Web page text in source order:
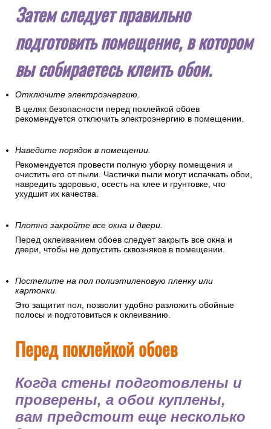
Затем следует правильно
подготовить помещение, в котором
вы собираетесь клеить обои.
Отключите электроэнергию.
В целях безопасности перед поклейкой обоев
рекомендуется отключить электроэнергию в помещении.
Наведите порядок в помещении.
Рекомендуется провести полную уборку помещения и
очистить его от пыли. Частички пыли могут испачкать обои,
навредить здоровью, осесть на клее и грунтовке, что
ухудшит их качества.
Плотно закройте все окна и двери.
Перед оклеиванием обоев следует закрыть все окна и
двери, чтобы не допустить сквозняков в помещении.
Постелите на пол полиэтиленовую пленку или
картонки.
Это защитит пол, позволит удобно разложить обойные
полосы и подготовиться к оклеиванию.
Перед поклейкой обоев
Когда стены подготовлены и
проверены, а обои куплены,
вам предстоит еще несколько